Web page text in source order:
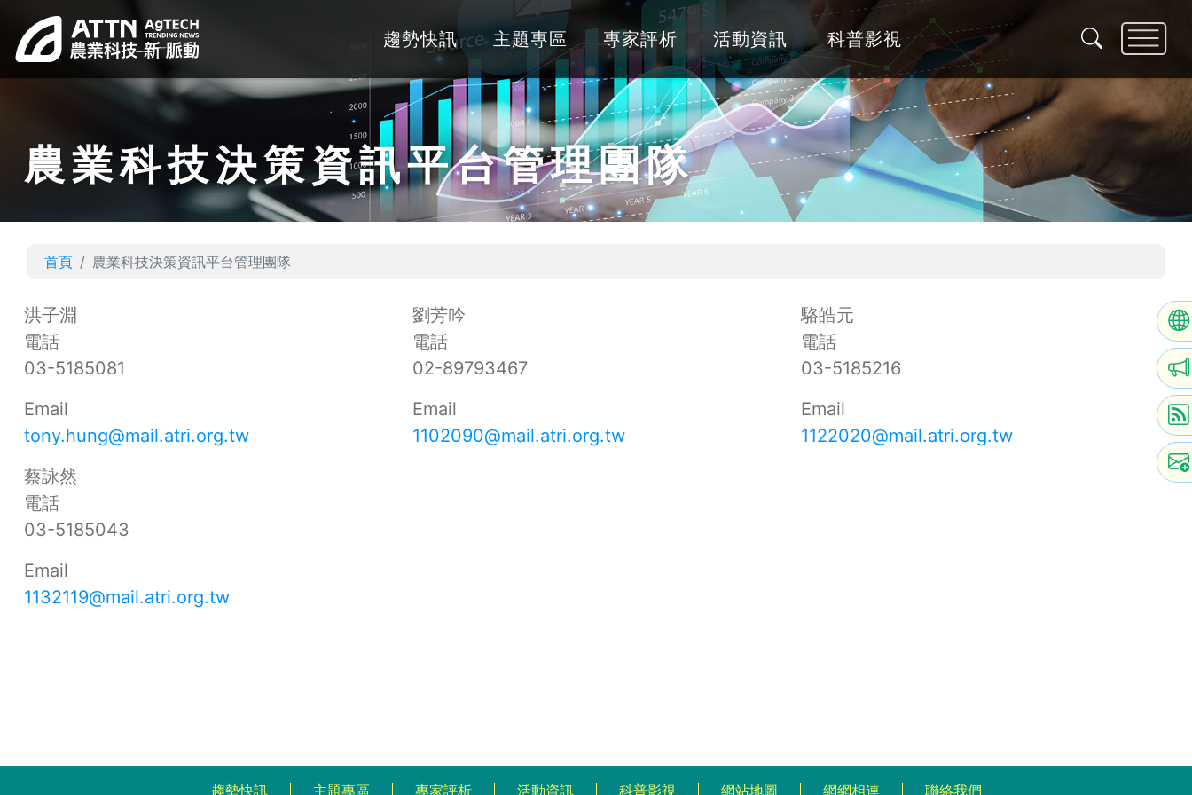
趨勢快訊 主題專區 專家評析 活動資訊 科普影視
農業科技決策資訊平台管理團隊
首頁 農業科技決策資訊平台管理團隊
洪子淵
電話
03-5185081
Email
tony.hung@mail.atri.org.tw
劉芳吟
電話
02-89793467
Email
1102090@mail.atri.org.tw
駱皓元
電話
03-5185216
Email
1122020@mail.atri.org.tw
蔡詠然
電話
03-5185043
Email
1132119@mail.atri.org.tw
趨勢快訊 主題專區 專家評析 活動資訊 科普影視 網站地圖 網網相連 聯絡我們